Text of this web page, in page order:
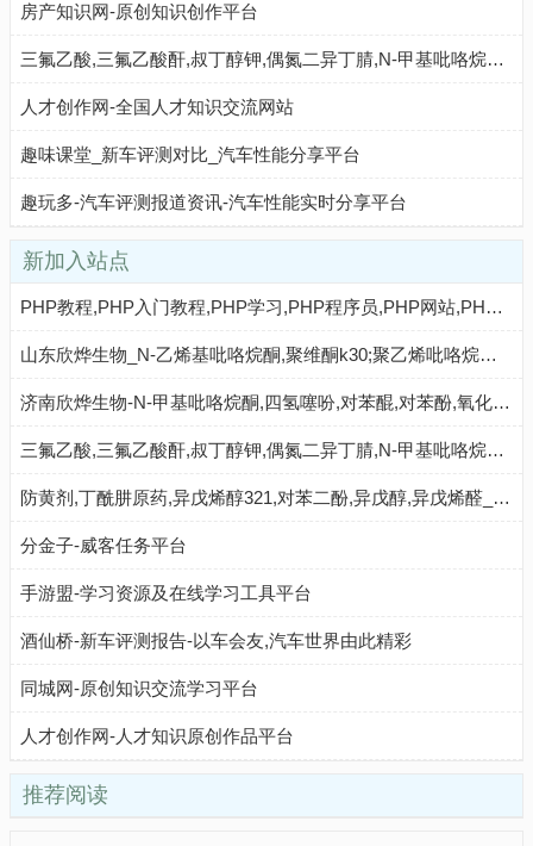
房产知识网-原创知识创作平台
三氟乙酸,三氟乙酸酐,叔丁醇钾,偶氮二异丁腈,N-甲基吡咯烷酮,二甲基二硫醚,异丁酸,对氯苯酚_山东欣烨化工
人才创作网-全国人才知识交流网站
趣味课堂_新车评测对比_汽车性能分享平台
趣玩多-汽车评测报道资讯-汽车性能实时分享平台
新加入站点
PHP教程,PHP入门教程,PHP学习,PHP程序员,PHP网站,PHP视频教程,Mysql教程,CMS教程,PHP粉丝网 - PHP粉丝网
山东欣烨生物_N-乙烯基吡咯烷酮,聚维酮k30;聚乙烯吡咯烷酮,对苯二酚,乙醇钠,丁酰肼原药,固体甲醇钠
济南欣烨生物-N-甲基吡咯烷酮,四氢噻吩,对苯醌,对苯酚,氧化苯乙烯,间苯甲醚,环戊酮
三氟乙酸,三氟乙酸酐,叔丁醇钾,偶氮二异丁腈,N-甲基吡咯烷酮,二甲基二硫醚,异丁酸,对氯苯酚_山东欣烨化工
防黄剂,丁酰肼原药,异戊烯醇321,对苯二酚,异戊醇,异戊烯醛_济南欣欣化工
分金子-威客任务平台
手游盟-学习资源及在线学习工具平台
酒仙桥-新车评测报告-以车会友,汽车世界由此精彩
同城网-原创知识交流学习平台
人才创作网-人才知识原创作品平台
推荐阅读